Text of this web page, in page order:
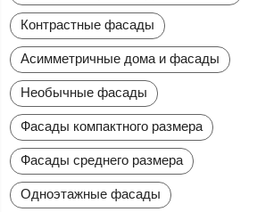
Контрастные фасады
Асимметричные дома и фасады
Необычные фасады
Фасады компактного размера
Фасады среднего размера
Одноэтажные фасады